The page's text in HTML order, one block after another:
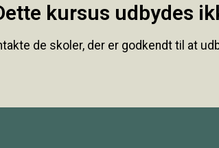
kursus udbydes
de skoler, der er godkendt til at